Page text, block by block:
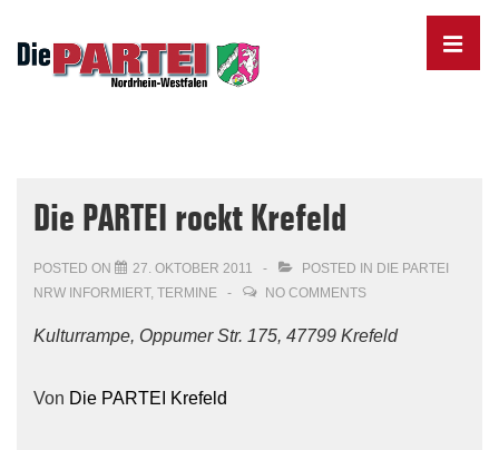
Skip
MENU
Die PARTEI rockt Krefeld
POSTED ON 27. OKTOBER 2011 POSTED IN DIE PARTEI
NRW INFORMIERT, TERMINE NO COMMENTS
Kulturrampe, Oppumer Str. 175, 47799 Krefeld
Von Die PARTEI Krefeld